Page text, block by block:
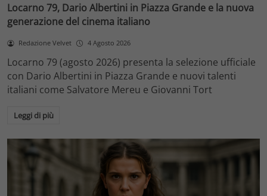
Locarno 79, Dario Albertini in Piazza Grande e la nuova
generazione del cinema italiano
Redazione Velvet 4 Agosto 2026
Locarno 79 (agosto 2026) presenta la selezione ufficiale
con Dario Albertini in Piazza Grande e nuovi talenti
italiani come Salvatore Mereu e Giovanni Tort
Leggi di più